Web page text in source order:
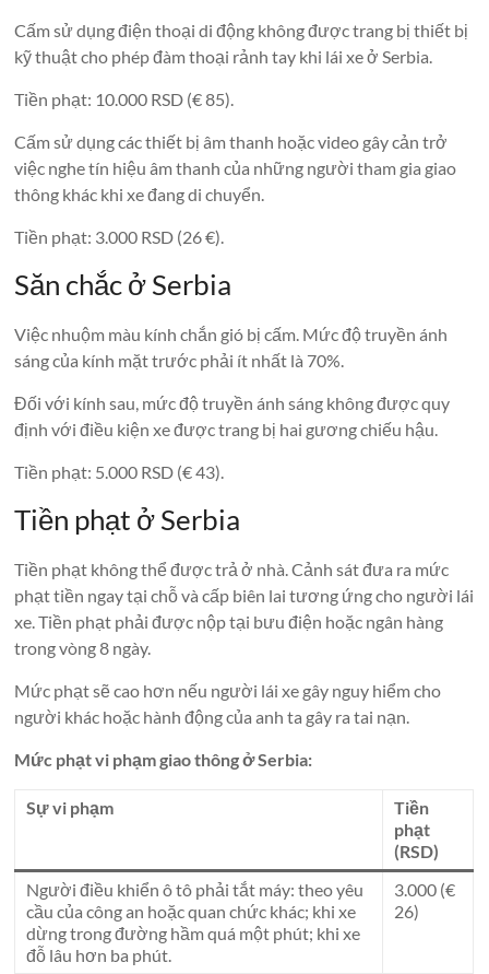
Cấm sử dụng điện thoại di động không được trang bị thiết bị
kỹ thuật cho phép đàm thoại rảnh tay khi lái xe ở Serbia.
Tiền phạt: 10.000 RSD (€ 85).
Cấm sử dụng các thiết bị âm thanh hoặc video gây cản trở
việc nghe tín hiệu âm thanh của những người tham gia giao
thông khác khi xe đang di chuyển.
Tiền phạt: 3.000 RSD (26 €).
Săn chắc ở Serbia
Việc nhuộm màu kính chắn gió bị cấm. Mức độ truyền ánh
sáng của kính mặt trước phải ít nhất là 70%.
Đối với kính sau, mức độ truyền ánh sáng không được quy
định với điều kiện xe được trang bị hai gương chiếu hậu.
Tiền phạt: 5.000 RSD (€ 43).
Tiền phạt ở Serbia
Tiền phạt không thể được trả ở nhà. Cảnh sát đưa ra mức
phạt tiền ngay tại chỗ và cấp biên lai tương ứng cho người lái
xe. Tiền phạt phải được nộp tại bưu điện hoặc ngân hàng
trong vòng 8 ngày.
Mức phạt sẽ cao hơn nếu người lái xe gây nguy hiểm cho
người khác hoặc hành động của anh ta gây ra tai nạn.
Mức phạt vi phạm giao thông ở Serbia:
Sự vi phạm
Tiền
phạt
(RSD)
Người điều khiển ô tô phải tắt máy: theo yêu
cầu của công an hoặc quan chức khác; khi xe
dừng trong đường hầm quá một phút; khi xe
đỗ lâu hơn ba phút.
3.000 (€
26)